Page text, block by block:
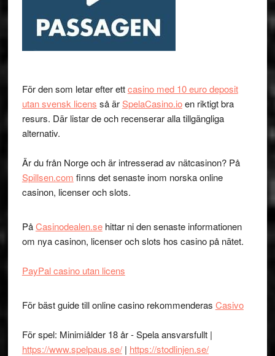
För den som letar efter ettcasino med 10 euro deposit
utan svensk licens så ärSpelaCasino.ioen riktigt bra
resurs. Där listar de och recenserar alla tillgängliga
alternativ.
Är du från Norge och är intresserad av nätcasinon? På
Spillsen.com finns det senaste inom norska online
casinon, licenser och slots.
PåCasinodealen.sehittar ni den senaste informationen
om nya casinon, licenser och slots hos casino på nätet.
PayPal casino utan licens
För bäst guide till online casino rekommenderas Casivo
För spel: Minimiålder 18 år - Spela ansvarsfullt |
https://www.spelpaus.se/| https://stodlinjen.se/